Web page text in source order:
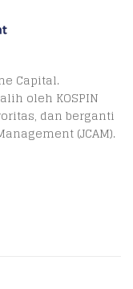
Capital.
oleh KOSPIN
dan berganti
(JCAM).